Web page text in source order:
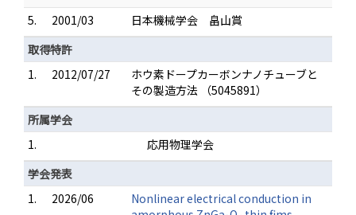
5.
2001/03
日本機械学会 畠山賞
取得特許
1.
2012/07/27
ホウ素ドープカーボンナノチューブと
その製造方法 （5045891）
所属学会
1.
応用物理学会
学会発表
1.
2026/06
Nonlinear electrical conduction in